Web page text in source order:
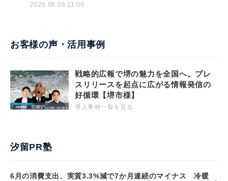
2026.08.06 11:00
お客様の声・活用事例
戦略的広報で堺の魅力を全国へ。プレ
スリリースを起点に広がる情報発信の
好循環【堺市様】
導入事例一覧を見る
汐留PR塾
6月の消費支出、実質3.3%減で7か月連続のマイナス 冷暖